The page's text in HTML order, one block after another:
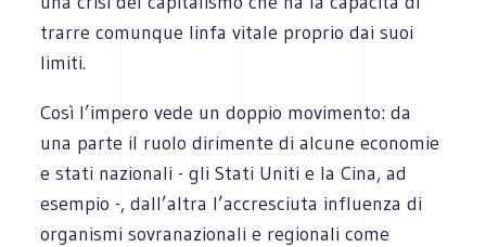
trarre comunque linfa vitale proprio dai suoi
limiti.
Così l’impero vede un doppio movimento: da
una parte il ruolo dirimente di alcune economie
e stati nazionali - gli Stati Uniti e la Cina, ad
esempio -, dall’altra l’accresciuta influenza di
organismi sovranazionali e regionali come